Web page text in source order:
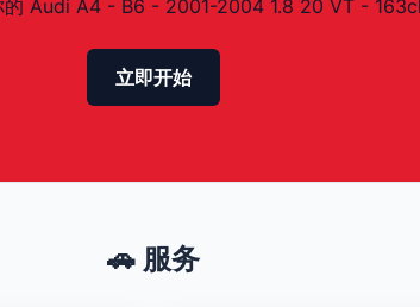
Audi A4 - B6 - 2001-2004 1.8 20 VT -
立即开始
🚗 服务